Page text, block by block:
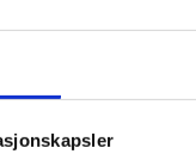
å kontakte